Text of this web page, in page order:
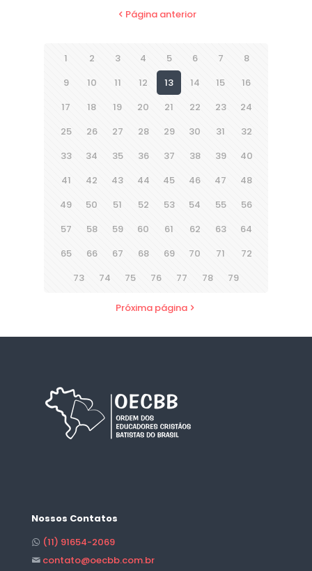
Página anterior
1 2 3 4 5 6 7
8
9
10 11 12 13 14 15
16
17
18 19 20 21 22 23
24
25
26 27 28 29 30 31
32
33
34 35 36 37 38 39
40
41
42 43 44 45 46 47
48
49
50 51 52 53 54 55
56
57
58 59 60 61 62 63
64
65
66 67 68 69 70 71
72
73
74 75 76 77 78 79
Próxima página
Nossos Contatos
(11) 91654-2069
contato@oecbb.com.br